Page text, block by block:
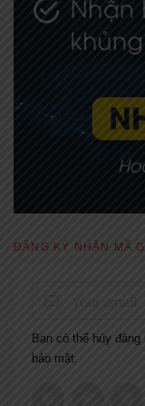
ĐĂNG KÝ NHẬN MÃ
Bạn có thể hủy
bảo mật.